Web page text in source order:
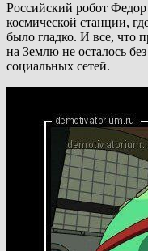
Российский робот
космической станции,
было гладко. И все, что
на Землю не осталось
социальных сетей.